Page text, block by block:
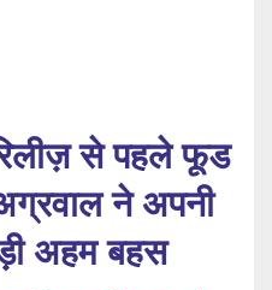
रिलीज़ से पहले फूड
ने अपनी
अहम बहस